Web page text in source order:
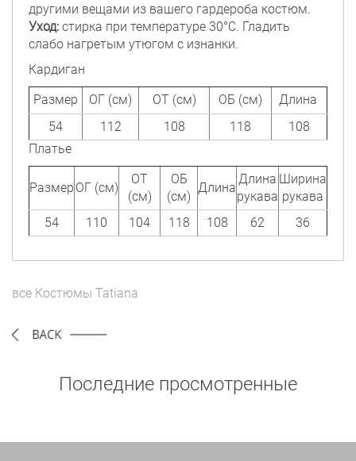
другими вещами из вашего гардероба костюм.
Уход: стирка при температуре 30°C. Гладить
слабо нагретым утюгом с изнанки.
Кардиган
Размер
ОГ (см) ОТ (см) ОБ (см)
Длина
54
112 108 118
108
Платье
Размер ОГ (см)
ОТ
(см)
ОБ
(см)
Длина
Длина
рукава
Ширина
рукава
54
110 104 118 108 62 36
все Костюмы Tatiana
Последние просмотренные